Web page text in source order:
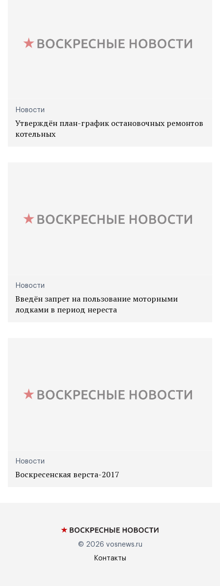
Новости
Утверждён план-график остановочных ремонтов
котельных
Новости
Введён запрет на пользование моторными
лодками в период нереста
Новости
Воскресенская верста-2017
© 2026 vosnews.ru
Контакты